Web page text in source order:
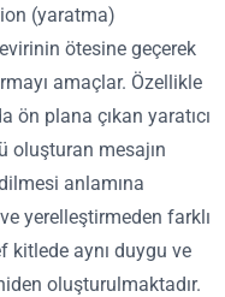
(yaratma)
ötesine geçerek
amaçlar. Özellikle
ön plana çıkan yaratıcı
oluşturan mesajın
anlamına
yerelleştirmeden farklı
kitlede aynı duygu ve
oluşturulmaktadır.